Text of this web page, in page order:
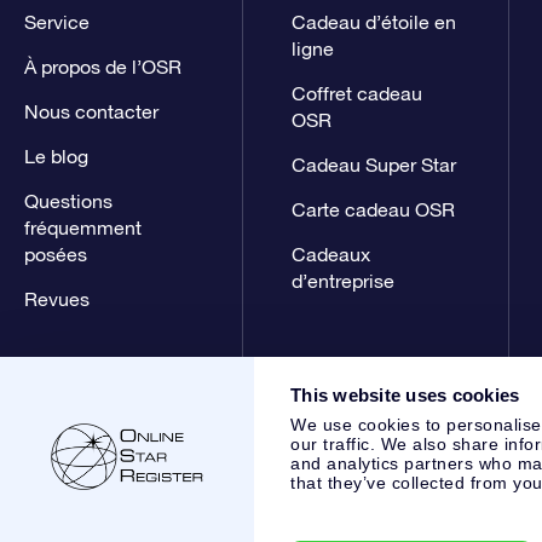
This website uses cookies
We use cookies to
our traffic. We also share
and analytics partners who
that they’ve collected from
Service
À propos de l’OSR
Nous contacter
Le blog
Questions
fréquemment
posées
Revues
Cadeau d’étoile en
ligne
Coffret cadeau
OSR
Cadeau Super Star
Carte cadeau OSR
Cadeaux
d’entreprise